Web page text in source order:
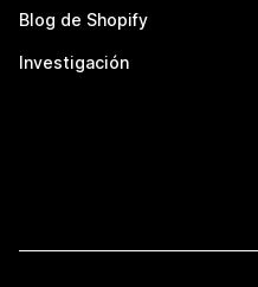
Blog de Shopify
Investigación